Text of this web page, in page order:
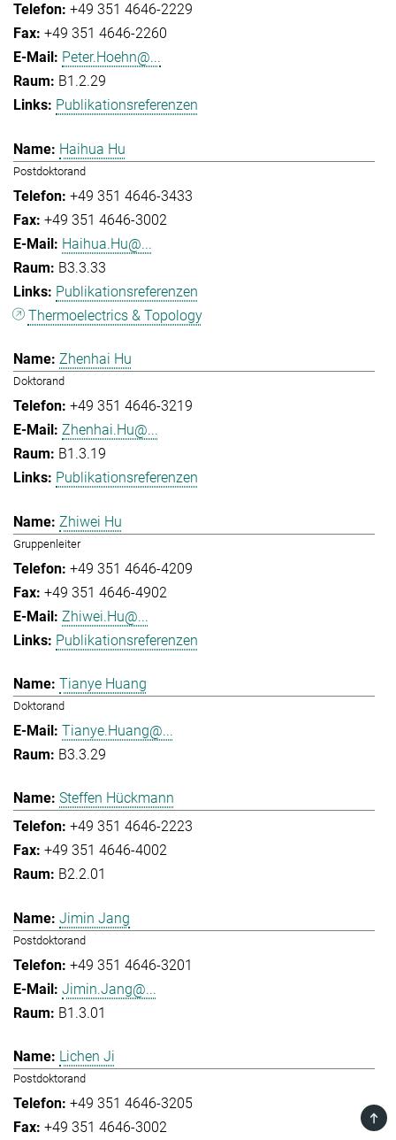
+49 351 4646-2229
+49 351 4646-2260
Peter.Hoehn@...
B1.2.29
Publikationsreferenzen
Haihua Hu
Postdoktorand
+49 351 4646-3433
+49 351 4646-3002
Haihua.Hu@...
B3.3.33
Publikationsreferenzen
Thermoelectrics & Topology
Zhenhai Hu
Doktorand
+49 351 4646-3219
Zhenhai.Hu@...
B1.3.19
Publikationsreferenzen
Zhiwei Hu
Gruppenleiter
+49 351 4646-4209
+49 351 4646-4902
Zhiwei.Hu@...
Publikationsreferenzen
Tianye Huang
Doktorand
Tianye.Huang@...
B3.3.29
Steffen Hückmann
+49 351 4646-2223
+49 351 4646-4002
B2.2.01
Jimin Jang
Postdoktorand
+49 351 4646-3201
Jimin.Jang@...
B1.3.01
Lichen Ji
Postdoktorand
+49 351 4646-3205
+49 351 4646-3002
TOP